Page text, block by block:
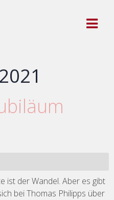
ist der Wandel. Aber es gibt
bei Thomas Philipps über